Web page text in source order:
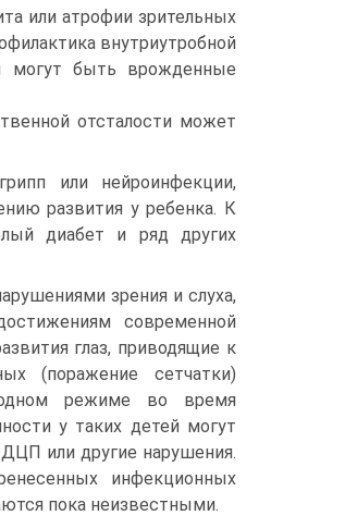
или атрофии зрительных
внутриутробной
могут быть врожденные
отсталости может
или нейроинфекции,
развития у ребенка. К
диабет и ряд других
зрения и слуха,
современной
глаз, приводящие к
(поражение сетчатки)
режиме во время
у таких детей могут
или другие нарушения.
инфекционных
пока неизвестными.